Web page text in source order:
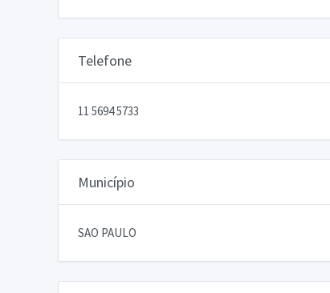
Telefone
11 5694 5733
Município
SAO PAULO